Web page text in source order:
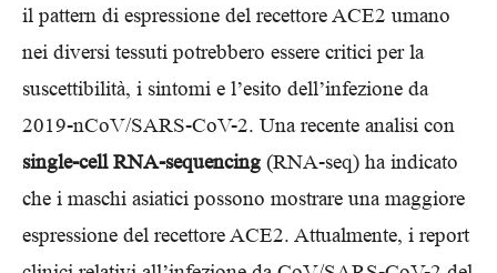
il pattern di espressione del recettore ACE2 umano
nei diversi tessuti potrebbero essere critici per la
suscettibilità, i sintomi e l’esito dell’infezione da
2019-nCoV/SARS-CoV-2. Una recente analisi con
single-cell RNA-sequencing (RNA-seq) ha indicato
che i maschi asiatici possono mostrare una maggiore
espressione del recettore ACE2. Attualmente, i report